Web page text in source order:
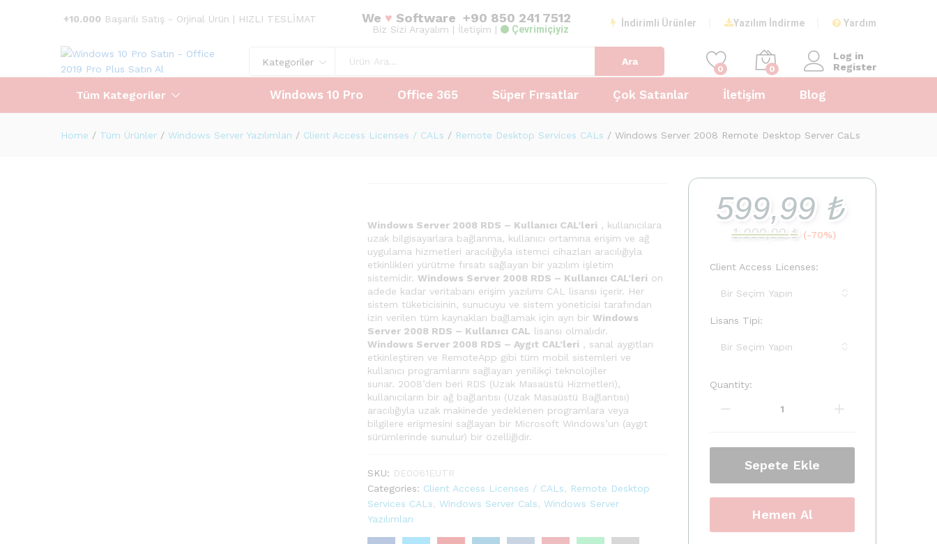
+10.000 Başarılı Satış - Orjinal Ürün | HIZLI TESLİMAT We ♥ Software +90 850 241 7512
Biz Sizi Arayalım | İletişim | Çevrimiçiyiz
İndirimli Ürünler Yazılım İndirme Yardım
Kategoriler Ara
0 0
Log in
Register
Tüm Kategoriler Windows 10 Pro Office 365 Süper Fırsatlar Çok Satanlar İletişim Blog
Home / Tüm Ürünler / Windows Server Yazılımları / Client Access Licenses / CALs / Remote Desktop Services CALs / Windows Server 2008 Remote Desktop Server CaLs
Windows Server 2008 RDS – Kullanıcı CAL’leri , kullanıcılara
uzak bilgisayarlara bağlanma, kullanıcı ortamına erişim ve ağ
uygulama hizmetleri aracılığıyla istemci cihazları aracılığıyla
etkinlikleri yürütme fırsatı sağlayan bir yazılım işletim
sistemidir. Windows Server 2008 RDS – Kullanıcı CAL’leri on
adede kadar veritabanı erişim yazılımı CAL lisansı içerir. Her
sistem tüketicisinin, sunucuyu ve sistem yöneticisi tarafından
izin verilen tüm kaynakları bağlamak için ayrı bir Windows
Server 2008 RDS – Kullanıcı CAL lisansı olmalıdır.
Windows Server 2008 RDS – Aygıt CAL’leri , sanal aygıtları
etkinleştiren ve RemoteApp gibi tüm mobil sistemleri ve
kullanıcı programlarını sağlayan yenilikçi teknolojiler
sunar. 2008’den beri RDS (Uzak Masaüstü Hizmetleri),
kullanıcıların bir ağ bağlantısı (Uzak Masaüstü Bağlantısı)
aracılığıyla uzak makinede yedeklenen programlara veya
bilgilere erişmesini sağlayan bir Microsoft Windows’un (aygıt
sürümlerinde sunulur) bir özelliğidir.
SKU: DE0061EUTR
Categories: Client Access Licenses / CALs
Remote Desktop
Services CALs
Windows Server Cals
Windows Server
Yazılımları
599,99 ₺
1.999,99₺ (-70%)
Client Access Licenses:
Lisans Tipi:
Windows
Desktop
Quantity:
Sepete Ekle
Hemen Al
Açıklama Ürün Özellikleri Değerlendirmeler (0) Taksit Tablosu 599,99
1.999,99₺
Add to Cart